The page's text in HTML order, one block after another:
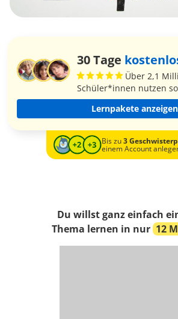
30 Tage
Über 2,1
Schüler*innen nutzen
Lernpakete anzeigen
Bis zu3
einem Account
Du willst ganz einfach
Thema lernen in nur 12